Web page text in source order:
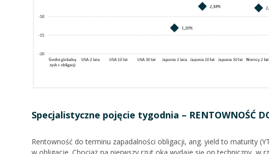
Specjalistyczne pojęcie tygodnia – RENTOWNOŚĆ
Rentowność do terminu zapadalności obligacji, ang. yield to maturity